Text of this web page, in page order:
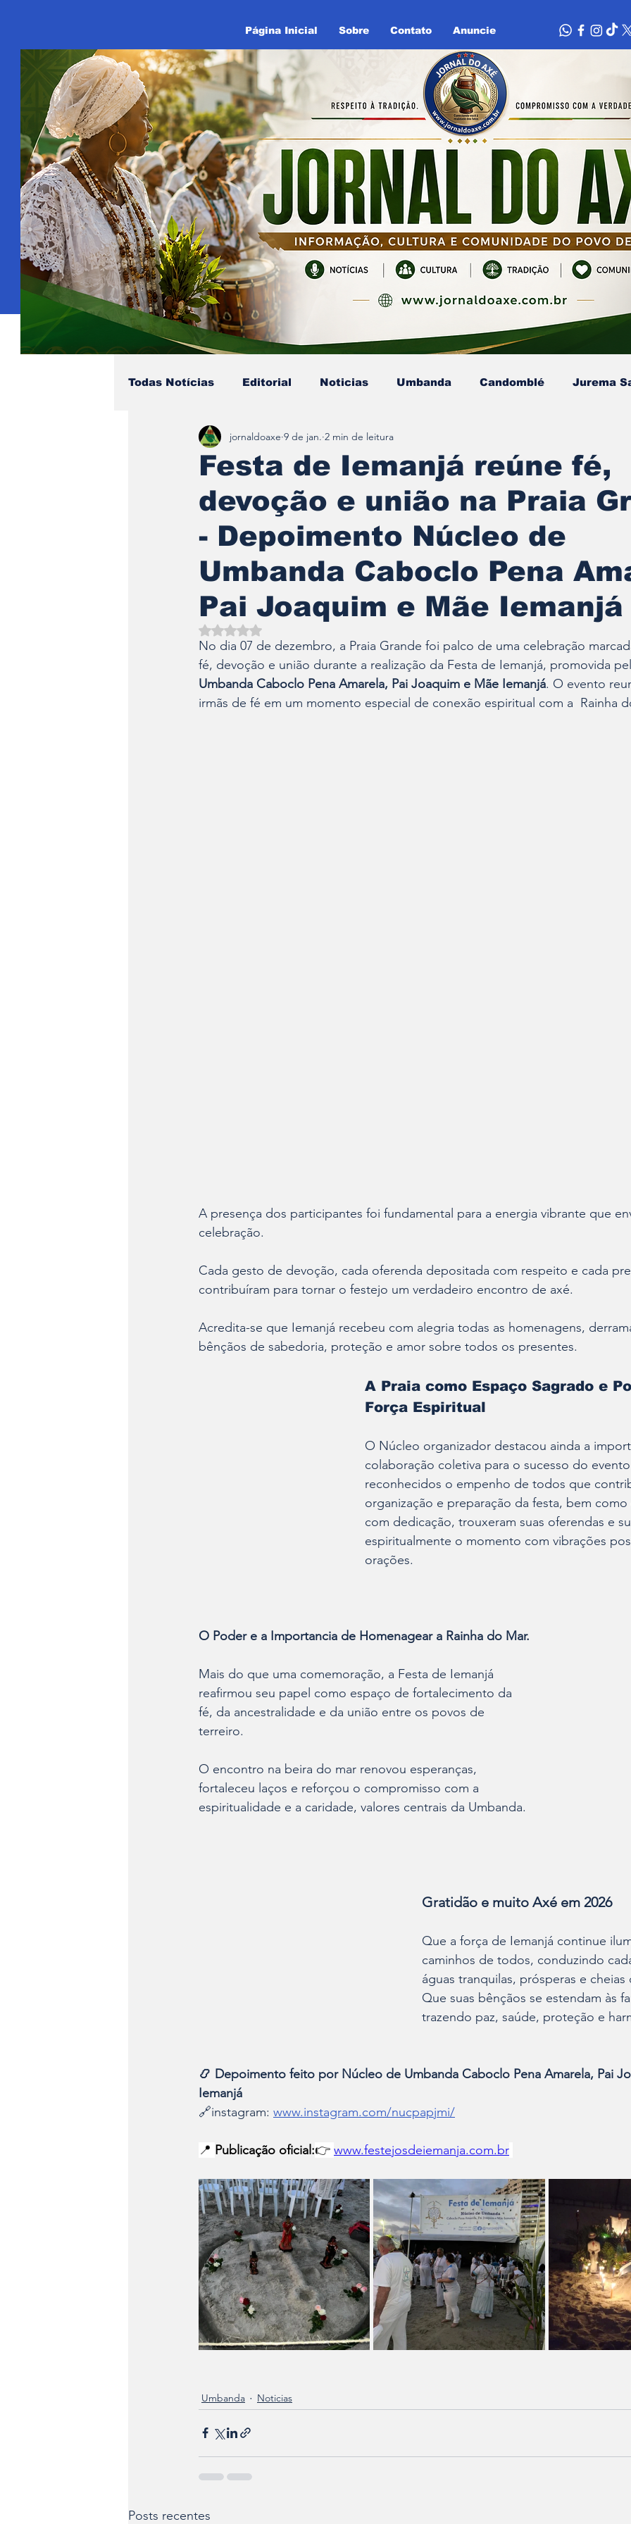
Página Inicial Sobre Contato Anuncie
Todas Notícias Editorial Noticias Umbanda Candomblé Jurema
Colunista - Pai Soares Colunista - Mestre Kaluanã
Eventos no Axé Colunista - Pai Gamby Ekedy Nadja Ómi Afefé
Festa de Iemanjá reúne fé,
devoção e união na Praia
- Depoimento Núcleo de
Umbanda Caboclo Pena
Pai Joaquim e Mãe Iemanjá
jornaldoaxe 9 de jan. 2 min de leitura
Avaliado com NaN de 5 estrelas.
No dia 07 de dezembro, a Praia Grande foi palco de uma celebração
fé, devoção e união durante a realização da Festa de Iemanjá, promovida
Umbanda Caboclo Pena Amarela, Pai Joaquim e Mãe Iemanjá. O evento
irmãs de fé em um momento especial de conexão espiritual com a  Rainha
A presença dos participantes foi fundamental para a energia vibrante que
celebração.
Cada gesto de devoção, cada oferenda depositada com respeito e cada
contribuíram para tornar o festejo um verdadeiro encontro de axé.
Acredita-se que Iemanjá recebeu com alegria todas as homenagens,
bênçãos de sabedoria, proteção e amor sobre todos os presentes.
A Praia como Espaço Sagrado e
Força Espiritual
O Núcleo organizador destacou ainda a
colaboração coletiva para o sucesso do
reconhecidos o empenho de todos que
organização e preparação da festa, bem
com dedicação, trouxeram suas oferendas e
espiritualmente o momento com vibrações
orações.
O Poder e a Importancia de Homenagear a Rainha do Mar.
Mais do que uma comemoração, a Festa de Iemanjá
reafirmou seu papel como espaço de fortalecimento da
fé, da ancestralidade e da união entre os povos de
terreiro.
O encontro na beira do mar renovou esperanças,
fortaleceu laços e reforçou o compromisso com a
espiritualidade e a caridade, valores centrais da Umbanda.
Gratidão e muito Axé em 2026
Que a força de Iemanjá continue
caminhos de todos, conduzindo
águas tranquilas, prósperas e
Que suas bênçãos se estendam às
trazendo paz, saúde, proteção e
📿 Depoimento feito por Núcleo de Umbanda Caboclo Pena Amarela, Pai
Iemanjá
🔗instagram: www.instagram.com/nucpapjmi/
📍 Publicação oficial:👉 www.festejosdeiemanja.com.br
Umbanda Noticias
Posts recentes